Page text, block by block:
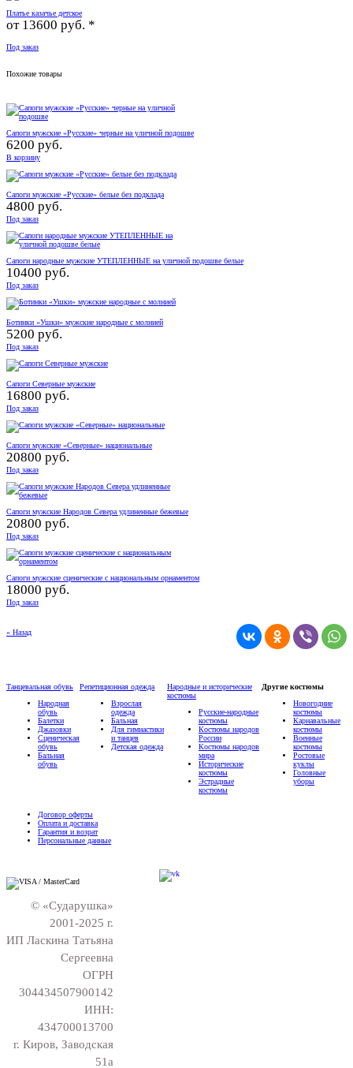
Платье казачье детское
от 13600 руб. *
Под заказ
Похожие товары
Сапоги мужские «Русские» черные на уличной подошве
6200 руб.
В корзину
Сапоги мужские «Русские» белые без подклада
4800 руб.
Под заказ
Сапоги народные мужские УТЕПЛЕННЫЕ на уличной подошве белые
10400 руб.
Под заказ
Ботинки «Ушки» мужские народные с молнией
5200 руб.
Под заказ
Сапоги Северные мужские
16800 руб.
Под заказ
Сапоги мужские «Северные» национальные
20800 руб.
Под заказ
Сапоги мужские Народов Севера удлиненные бежевые
20800 руб.
Под заказ
Сапоги мужские сценические с национальным орнаментом
18000 руб.
Под заказ
« Назад
Танцевальная обувь
Народная
обувь
Балетки
Джазовки
Сценическая
обувь
Бальная
обувь
Репетиционная одежда
Взрослая
одежда
Бальная
Для гимнастики
и танцев
Детская одежда
Народные и исторические
костюмы
Русские-народные
костюмы
Костюмы народов
России
Костюмы народов
мира
Исторические
костюмы
Эстрадные
костюмы
Другие костюмы
Новогодние
костюмы
Карнавальные
костюмы
Военные
костюмы
Ростовые
куклы
Головные
уборы
Договор оферты
Оплата и доставка
Гарантия и возрат
Персональные данные
© «Сударушка»
2001-2025 г.
ИП Ласкина Татьяна
Сергеевна
ОГРН
304434507900142
ИНН:
434700013700
г. Киров, Заводская
51а